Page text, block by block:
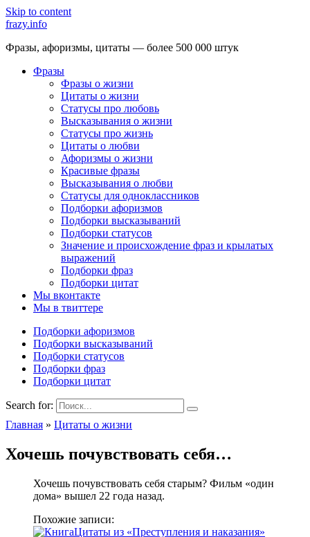
Skip to content
frazy.info
Фразы, афоризмы, цитаты — более 500 000 штук
Фразы
Фразы о жизни
Цитаты о жизни
Статусы про любовь
Высказывания о жизни
Статусы про жизнь
Цитаты о любви
Афоризмы о жизни
Красивые фразы
Высказывания о любви
Статусы для одноклассников
Подборки афоризмов
Подборки высказываний
Подборки статусов
Значение и происхождение фраз и крылатых
выражений
Подборки фраз
Подборки цитат
Мы вконтакте
Мы в твиттере
Подборки афоризмов
Подборки высказываний
Подборки статусов
Подборки фраз
Подборки цитат
Search for:
Главная » Цитаты о жизни
Хочешь почувствовать себя…
Хочешь почувствовать себя старым? Фильм «один
дома» вышел 22 года назад.
Похожие записи:
Цитаты из «Преступления и наказания»